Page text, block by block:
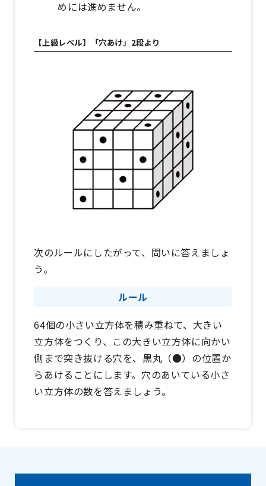
めには進めません。
【上級レベル】「穴あけ」2段より
次のルールにしたがって、問いに答えましょ
う。
ルール
64個の小さい立方体を積み重ねて、大きい
立方体をつくり、この大きい立方体に向かい
側まで突き抜ける穴を、黒丸（●）の位置か
らあけることにします。穴のあいている小さ
い立方体の数を答えましょう。